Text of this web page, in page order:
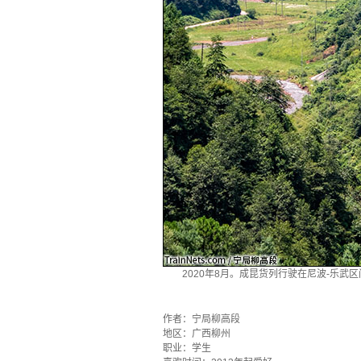
2020年8月。成昆货列行驶在尼波-乐武区
作者：宁局柳高段
地区：广西柳州
职业：学生